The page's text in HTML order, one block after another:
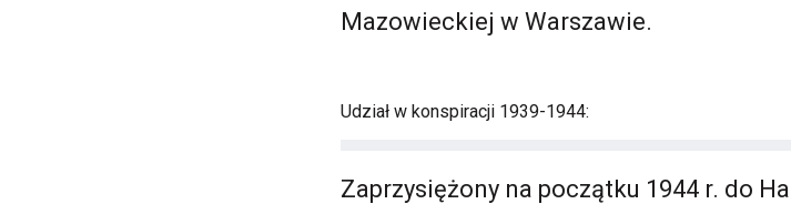
Mazowieckiej w Warszawie.
Udział w konspiracji 1939-1944:
Zaprzysiężony na początku 1944 r. do